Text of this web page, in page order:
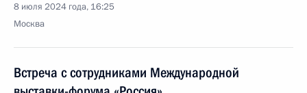
8 июля 2024 года, 16:25
Москва
Встреча с сотрудниками Международной